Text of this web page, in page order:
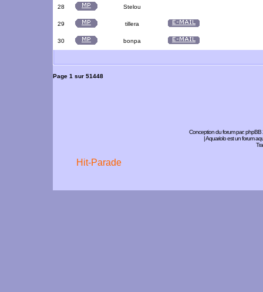
28 Stelou
29 tillera
30 bonpa
Page 1 sur 51448
Conception du forum par:phpBB
| Aquariolo est un forum